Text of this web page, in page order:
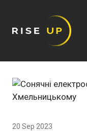
20 Sep 2023